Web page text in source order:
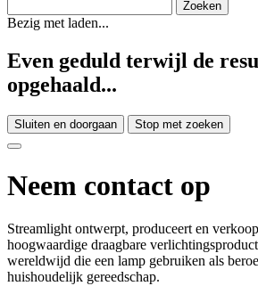
Bezig met laden...
Even geduld terwijl de
opgehaald...
Sluiten en doorgaan Stop met zoeken
Neem contact op
Streamlight ontwerpt, produceert en
hoogwaardige draagbare
wereldwijd die een lamp gebruiken als
huishoudelijk gereedschap.